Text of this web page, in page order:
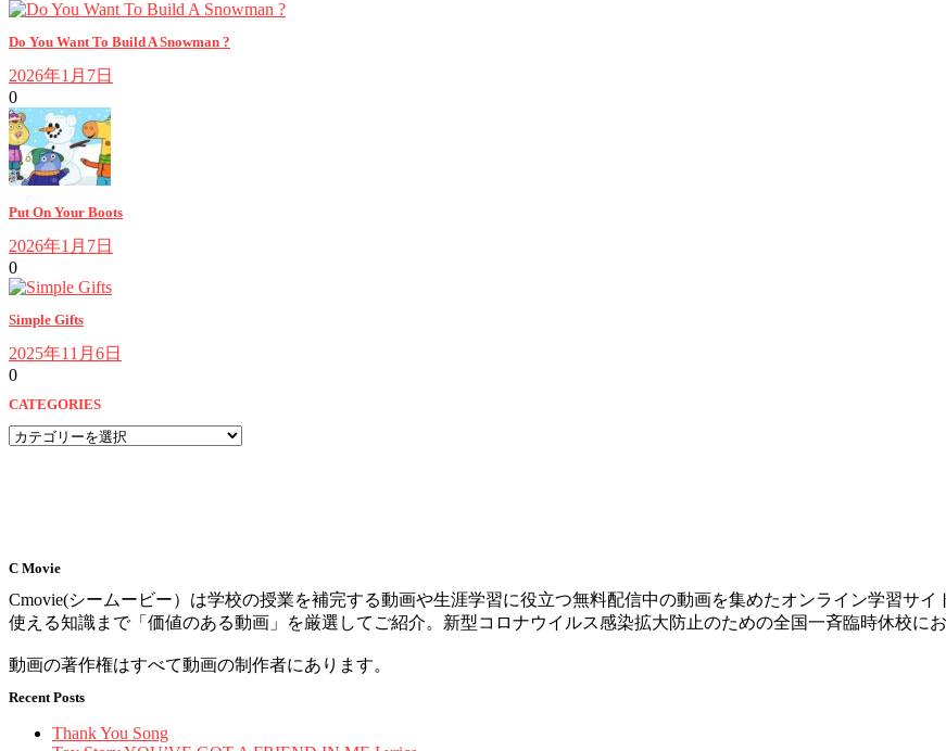
Do You Want To Build A Snowman ?
2026年1月7日
0
Put On Your Boots
2026年1月7日
0
Simple Gifts
2025年11月6日
0
CATEGORIES
CATEGORIES
C Movie
Cmovie(シームービー）は学校の授業を補完する動画や生涯学習に役立つ無料配信中の動画を集めたオンライン学習サ
使える知識まで「価値のある動画」を厳選してご紹介。新型コロナウイルス感染拡大防止のための全国一斉臨時休校に
動画の著作権はすべて動画の制作者にあります。
Recent Posts
Thank You Song